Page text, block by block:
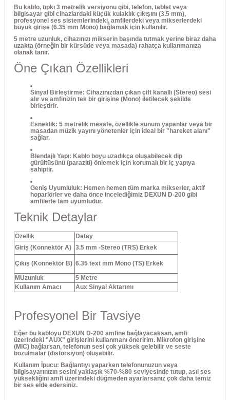
Bu kablo, tıpkı 3 metrelik versiyonu gibi, telefon, tablet veya
bilgisayar gibi cihazlardaki küçük kulaklık çıkışını (3.5 mm),
profesyonel ses sistemlerindeki, amfilerdeki veya mikserlerdeki
büyük girişe (6.35 mm Mono) bağlamak için kullanılır.
5 metre uzunluk, cihazınızı mikserin başında tutmak yerine biraz daha
uzakta (örneğin bir kürsüde veya masada) rahatça kullanmanıza
olanak tanır.
Öne Çıkan Özellikleri
Sinyal Birleştirme: Cihazınızdan çıkan çift kanallı (Stereo) sesi
alır ve amfinizin tek bir girişine (Mono) iletilecek şekilde
birleştirir.
Esneklik: 5 metrelik mesafe, özellikle sunum yapanlar veya bir
masadan müzik yayını yönetenler için ideal bir "hareket alanı"
sağlar.
Blendajlı Yapı: Kablo boyu uzadıkça oluşabilecek dip
gürültüsünü (paraziti) önlemek için korumalı bir iç yapıya
sahiptir.
Geniş Uyumluluk: Hemen hemen tüm marka mikserler, aktif
hoparlörler ve daha önce incelediğimiz DEXUN D-200 gibi
amfilerle tam uyumludur.
Teknik Detaylar
Özellik
Detay
Giriş (Konnektör A) 3.5 mm -Stereo (TRS) Erkek
Çıkış (Konnektör B) 6.35 text mm Mono (TS) Erkek
MUzunluk
5 Metre
Kullanım Amacı
Aux Sinyal Aktarımı
Profesyonel Bir Tavsiye
Eğer bu kabloyu DEXUN D-200 amfine bağlayacaksan, amfi
üzerindeki "AUX" girişlerini kullanmanı öneririm. Mikrofon girişine
(MIC) bağlarsan, telefonun sesi çok yüksek gelebilir ve seste
bozulmalar (distorsiyon) oluşabilir.
Kullanım İpucu: Bağlantıyı yaparken telefonunuzun veya
bilgisayarınızın sesini yaklaşık %70-%80 seviyesinde tutup, asıl ses
yüksekliğini amfi üzerindeki düğmeden ayarlarsanız çok daha temiz
bir ses elde edersiniz.